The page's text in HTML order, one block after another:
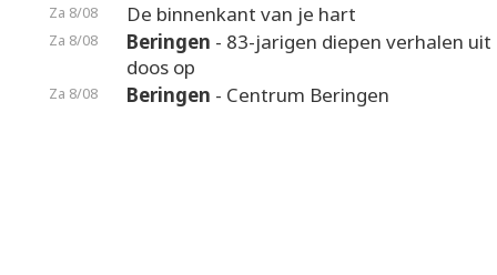
Za 8/08 De binnenkant van je hart
Za 8/08 Beringen - 83-jarigen diepen verhalen uit
doos op
Za 8/08 Beringen - Centrum Beringen